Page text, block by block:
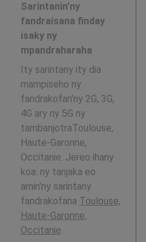
Sarintanin’ny
fandraisana finday
isaky ny
mpandraharaha
Ity sarintany ity dia
mampiseho ny
fandrakofan'ny 2G, 3G,
4G ary ny 5G ny
tambanjotraToulouse,
Haute-Garonne,
Occitanie. Jereo ihany
koa: ny tanjaka eo
amin'ny sarintany
fandrakofana Toulouse,
Haute-Garonne,
Occitanie.